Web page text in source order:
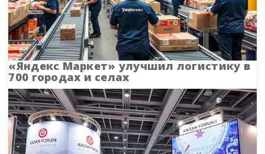
Костромская область
Краснодарский край
Красноярский край
Крым
Курганская область
Курская область
«Яндекс Маркет» улучшил логистику в
700 городах и селах